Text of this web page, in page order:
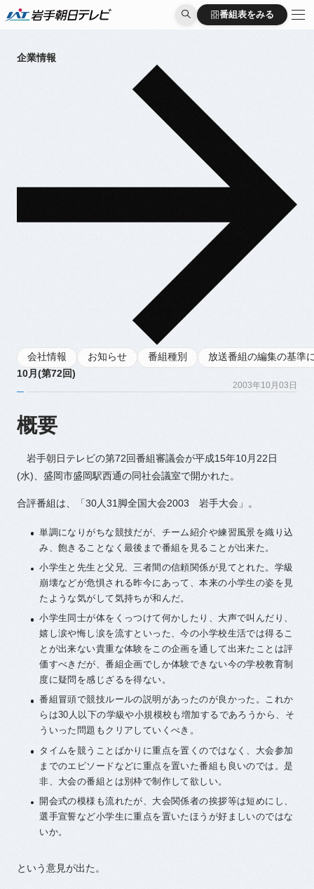
番組表をみる
番組表をみる
10月(第72回)
2003年10月03日
概要
岩手朝日テレビの第72回番組審議会が平成15年10月22日
(水)、盛岡市盛岡駅西通の同社会議室で開かれた。
合評番組は、「30人31脚全国大会2003 岩手大会」。
単調になりがちな競技だが、チーム紹介や練習風景を織り込
み、飽きることなく最後まで番組を見ることが出来た。
小学生と先生と父兄、三者間の信頼関係が見てとれた。学級
崩壊などが危惧される昨今にあって、本来の小学生の姿を見
たような気がして気持ちが和んだ。
小学生同士が体をくっつけて何かしたり、大声で叫んだり、
嬉し涙や悔し涙を流すといった、今の小学校生活では得るこ
とが出来ない貴重な体験をこの企画を通して出来たことは評
価すべきだが、番組企画でしか体験できない今の学校教育制
度に疑問を感じざるを得ない。
番組冒頭で競技ルールの説明があったのが良かった。これか
らは30人以下の学級や小規模校も増加するであろうから、そ
ういった問題もクリアしていくべき。
タイムを競うことばかりに重点を置くのではなく、大会参加
までのエピソードなどに重点を置いた番組も良いのでは。是
非、大会の番組とは別枠で制作して欲しい。
開会式の模様も流れたが、大会関係者の挨拶等は短めにし、
選手宣誓など小学生に重点を置いたほうが好ましいのではな
いか。
という意見が出た。
企業情報
会社情報 お知らせ 番組種別 放送番組の編集の基準